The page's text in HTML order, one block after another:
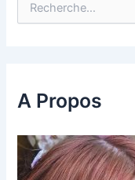
c
h
:
A Propos